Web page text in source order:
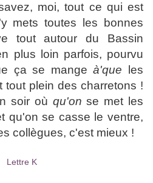
moi, tout ce qui est
mets toutes les bonnes
tout autour du Bassin
plus loin parfois, pourvu
ça se mangeà'que les
tout plein des charretons !
soir où qu'on se met les
qu'on se casse le ventre,
collègues, c'est mieux !